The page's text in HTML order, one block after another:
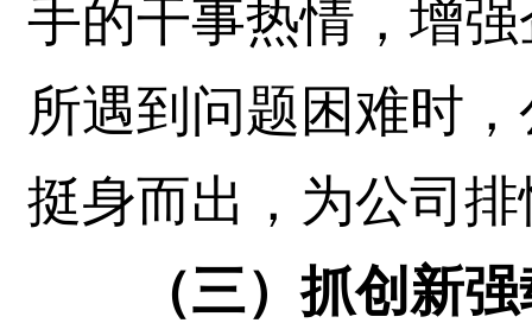
手的干事热情，增
所遇到问题困难时
挺身而出，为公司
（三）抓创新